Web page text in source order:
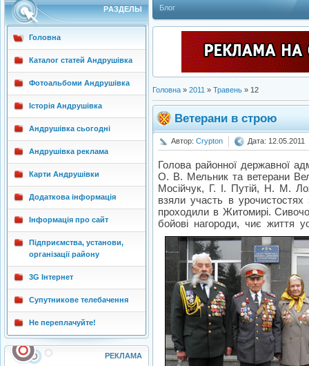
РAЗДЕЛЫ
Головна
Каталог статей Андрушівка
Фотоальбоми Андрушівка
Історія Андрушівка
Андрушівка сьогодні
Андрушівка реклама
Карти Андрушівки
Додаткова інформація
Інформація про сайт
Підприємства, установи,
організації району
3G Інтернет
Супутникове телебачення
Не переплачуйте!
РЕКЛАМА
Блог
Головна » 2011 » Травень » 12
Ветерани в строю
Автор: Crypton Дата: 12.05.2011
Голова районної державної
О. В. Мельник та ветерани
Мосійчук, Г. І. Путій, Н. М.
взяли участь в урочистостях
проходили в Житомирі.
бойові нагороди, чиє життя